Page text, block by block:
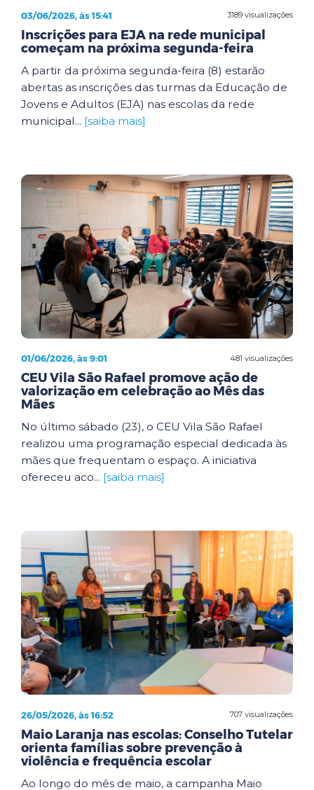
3189 visualizações
03/06/2026, às 15:41
Inscrições para EJA na rede municipal
começam na próxima segunda-feira
A partir da próxima segunda-feira (8) estarão
abertas as inscrições das turmas da Educação de
Jovens e Adultos (EJA) nas escolas da rede
municipal... [saiba mais]
481 visualizações
01/06/2026, às 9:01
CEU Vila São Rafael promove ação de
valorização em celebração ao Mês das
Mães
No último sábado (23), o CEU Vila São Rafael
realizou uma programação especial dedicada às
mães que frequentam o espaço. A iniciativa
ofereceu aco... [saiba mais]
707 visualizações
26/05/2026, às 16:52
Maio Laranja nas escolas: Conselho Tutelar
orienta famílias sobre prevenção à
violência e frequência escolar
Ao longo do mês de maio, a campanha Maio